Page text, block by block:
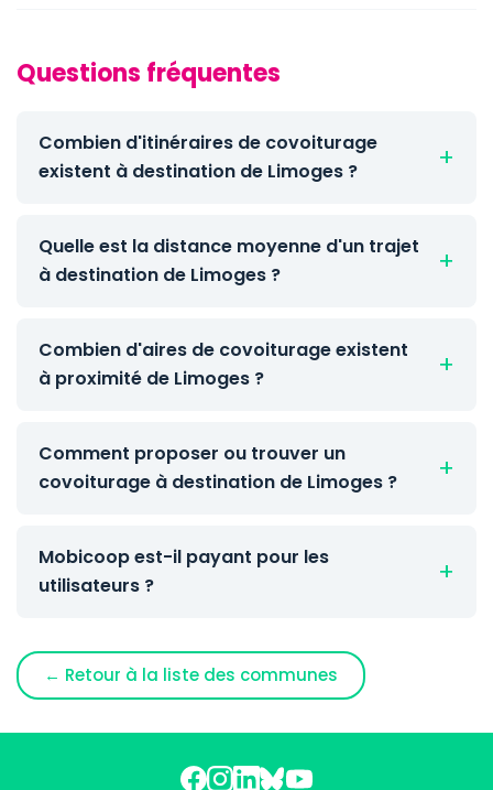
Questions fréquentes
Combien d'itinéraires de covoiturage
existent à destination de Limoges ?
Quelle est la distance moyenne d'un trajet
à destination de Limoges ?
Combien d'aires de covoiturage existent
à proximité de Limoges ?
Comment proposer ou trouver un
covoiturage à destination de Limoges ?
Mobicoop est-il payant pour les
utilisateurs ?
← Retour à la liste des communes